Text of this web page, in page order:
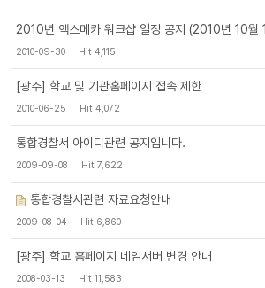
2010년 엑스메카 워크샵 일정 공지 (2010년 10월
2010-09-30 Hit 4,115
[광주] 학교 및 기관홈페이지 접속 제한
2010-06-25 Hit 4,072
통합경찰서 아이디관련 공지입니다.
2009-09-08 Hit 7,622
통합경찰서관련 자료요청안내
2009-08-04 Hit 6,860
[광주] 학교 홈페이지 네임서버 변경 안내
2008-03-13 Hit 11,583